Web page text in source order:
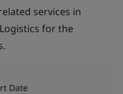
services in
for the
Date